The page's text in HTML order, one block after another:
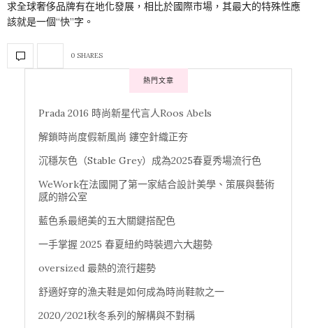
求全球奢侈品牌有在地化發展，相比於國際市場，其最大的特殊性應
該就是一個“快”字。
0 SHARES
熱門文章
Prada 2016 時尚新星代言人Roos Abels
解鎖時尚度假新風尚 鏤空針織正夯
沉穩灰色（Stable Grey）成為2025春夏秀場流行色
WeWork在法國開了第一家結合設計美學、策展與藝術
感的辦公室
藍色系最絕美的五大關鍵搭配色
一手掌握 2025 春夏紐約時裝週六大趨勢
oversized 最熱的流行趨勢
舒適好穿的漁夫鞋是如何成為時尚鞋款之一
2020/2021秋冬系列的解構與不對稱